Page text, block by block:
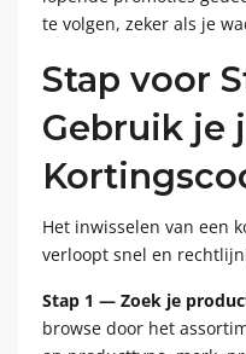
te volgen, zeker als je
Stap voor
Gebruik je
Het inwisselen van een
verloopt snel en
Stap 1 — Zoek je
browse door het